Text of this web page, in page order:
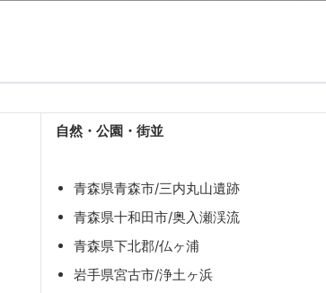
自然・公園・街並
青森県青森市/三内丸山遺跡
青森県十和田市/奥入瀬渓流
青森県下北郡/仏ヶ浦
岩手県宮古市/浄土ヶ浜